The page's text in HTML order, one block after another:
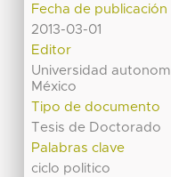
Fecha de publicación
2013-03-01
Editor
Universidad
México
Tipo de documento
Tesis de Doctorado
Palabras clave
ciclo politico